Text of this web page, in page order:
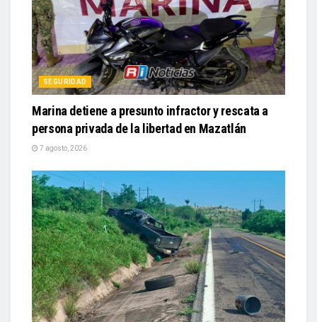
SEGURIDAD
Marina detiene a presunto infractor y rescata a
persona privada de la libertad en Mazatlán
7 agosto, 2026